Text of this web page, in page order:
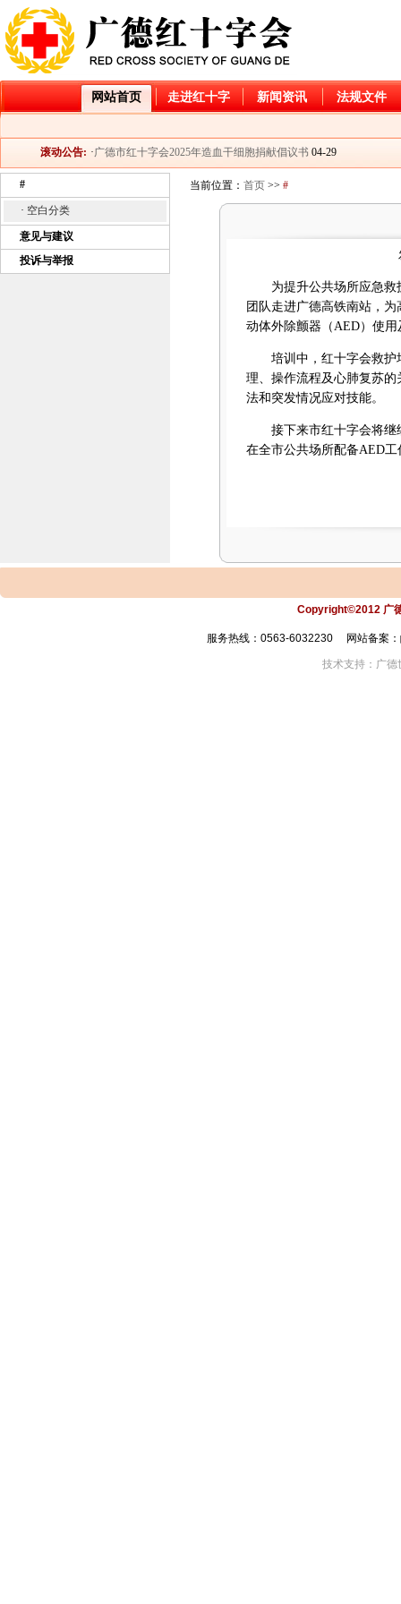
网站首页 走进红十字 新闻资讯 法规文件
滚动公告:
·广德市红十字会2026年造血干细胞捐献入库倡议书04-21
·广德市红十字会2025年造血干细胞捐献倡议书 04-29
·公示04-03
关于开展2025年“红十字博爱送万家”活动的通知
广德市红十字会2024年造血干细胞捐献倡议书
·2025年大病儿童救助项目“小天使”和“天使阳光”基金资
·广德市红十字会2025年造血干细胞捐献倡议书
关于开展2025年“红十字博爱送万家”活动的通知01-22
广德市红十字会2024年造血干细胞捐献倡议书04-28
#
· 空白分类
意见与建议
投诉与举报
当前位置： 首页 >> #
为提升公共场所应急
团队走进广德高铁南站，
动体外除颤器 （AED）使
培训中，红十字会救
理、操作流程及心肺复苏
法和突发情况应对技能。
接下来市红十字会将
在全市公共场所配备AED
Copyright©2012 广
服务热线：0563-6032230 网站备案
技术支持：广